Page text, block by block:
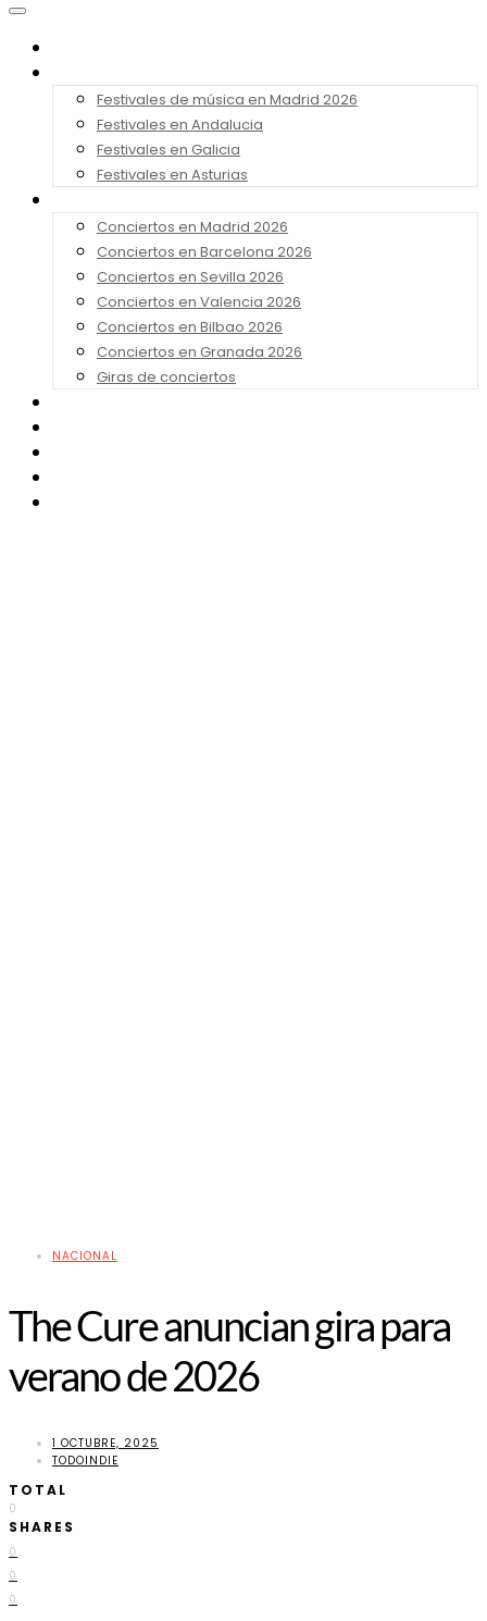
Festivales de música en Madrid 2026
Festivales en Andalucia
Festivales en Galicia
Festivales en Asturias
Conciertos en Madrid 2026
Conciertos en Barcelona 2026
Conciertos en Sevilla 2026
Conciertos en Valencia 2026
Conciertos en Bilbao 2026
Conciertos en Granada 2026
Giras de conciertos
NACIONAL
The Cure anuncian gira para
verano de 2026
1 OCTUBRE, 2025
TODOINDIE
TOTAL
0
SHARES
0
0
0